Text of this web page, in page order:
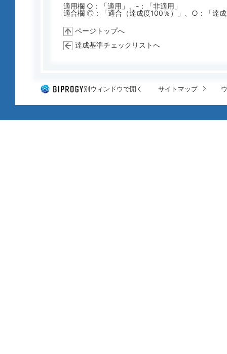
適用欄 ○：「適用」、-：「非適用」
適合欄 ◎：「適合（達成度100％）」、○：「達
ページトップへ
達成基準チェックリストへ
別ウィンドウで開く サイトマップ